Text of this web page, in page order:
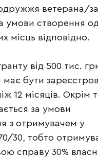
ветерана/
умови створення
місць відповідно.
від 500 тис.
бути
12 місяців. Окрім
за умови
з отримувачем у
30, тобто
справу 30%